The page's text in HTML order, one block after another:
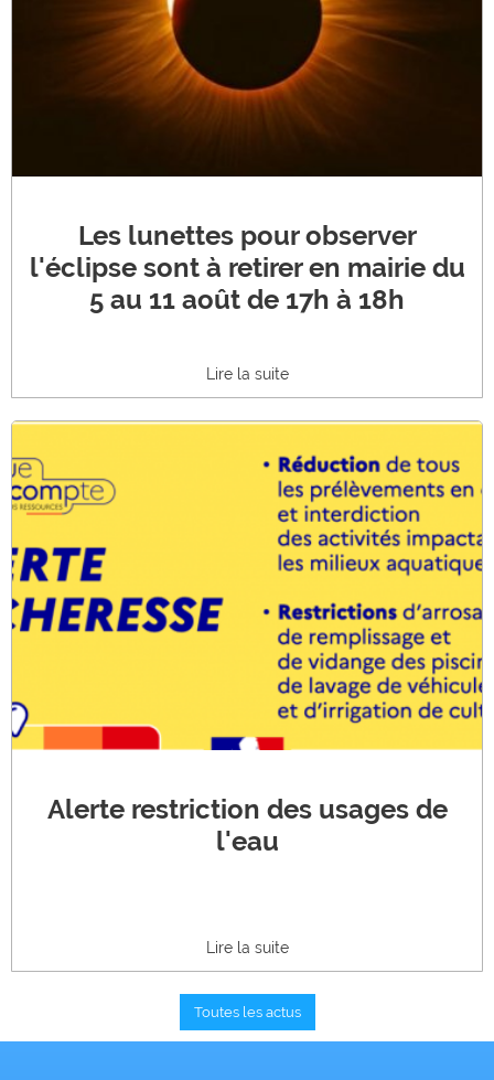
Les lunettes pour observer
l'éclipse sont à retirer en mairie du
5 au 11 août de 17h à 18h
Lire la suite
Alerte restriction des usages de
l'eau
Lire la suite
Toutes les actus